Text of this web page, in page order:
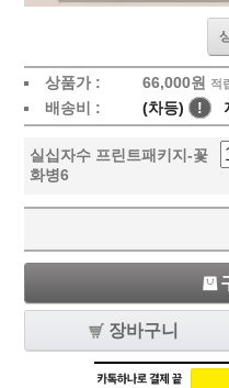
상품가 : 66,000원 적
배송비 : (차등) !
실십자수 프린트패키지-꽃
화병6
장바구니